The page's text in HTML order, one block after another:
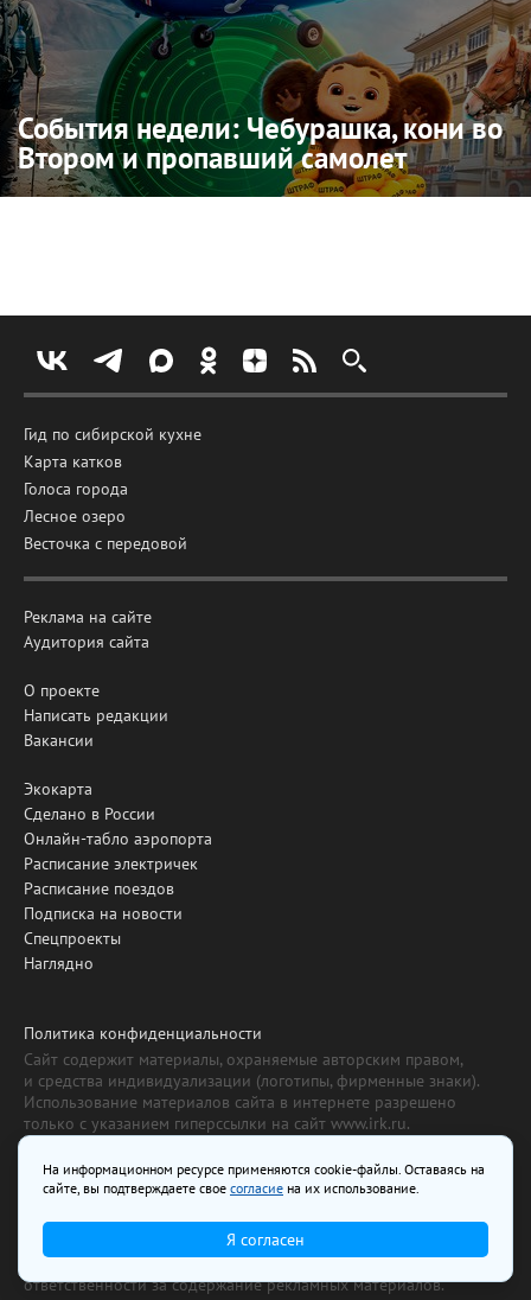
События недели: Чебурашка, кони во
Втором и пропавший самолет
Гид по сибирской кухне
Карта катков
Голоса города
Лесное озеро
Весточка с передовой
Реклама на сайте
Аудитория сайта
О проекте
Написать редакции
Вакансии
Экокарта
Сделано в России
Онлайн-табло аэропорта
Расписание электричек
Расписание поездов
Подписка на новости
Спецпроекты
Наглядно
Политика конфиденциальности
Сайт содержит материалы, охраняемые авторским правом,
и средства индивидуализации (логотипы, фирменные знаки).
Использование материалов сайта в интернете разрешено
только с указанием гиперссылки на сайт www.irk.ru.
разрешено только с указанием названия сайта «Твой Иркутск».
К нарушителям данного положения применяются все меры,
Все рекламные товары подлежат обязательной сертификации,
все услуги - лицензированию. Редакция не несет
ответственности за содержание рекламных материалов.
На информационном ресурсе применяются cookie-файлы. Оставаясь на
сайте, вы подтверждаете свое согласие на их использование.
Я согласен